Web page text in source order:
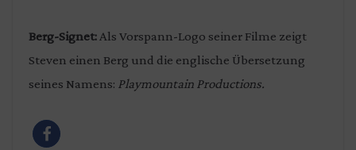
Berg-Signet: Als Vorspann-Logo seiner Filme zeigt
Steven einen Berg und die englische Übersetzung
seines Namens: Playmountain Productions.